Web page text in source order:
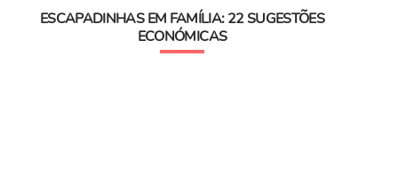
ESCAPADINHAS EM FAMÍLIA: 22 SUGESTÕES
ECONÓMICAS